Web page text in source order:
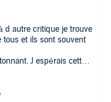
d autre critique je trouve
tous et ils sont souvent
J espérais cette
Dommage qu il n y